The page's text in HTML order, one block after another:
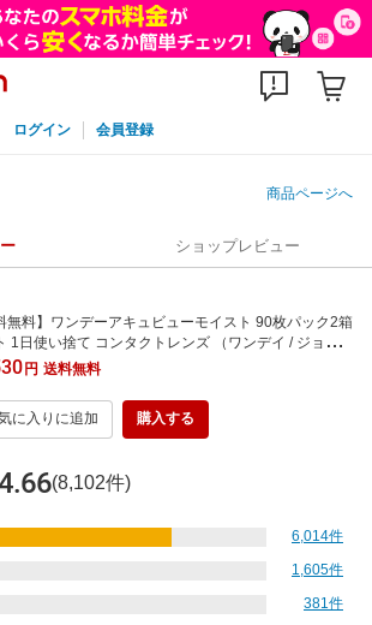
ログイン 会員登録
商品ページへ
ショップレビュー
無料】ワンデーアキュビューモイスト 90枚パック2箱
1日使い捨て コンタクトレンズ （ワンデイ / ジョン
ョンソン / ジョンソン・エンド・ジョンソン）
円 送料無料
に入りに追加 購入する
(8,102件)
6,014件
1,605件
381件